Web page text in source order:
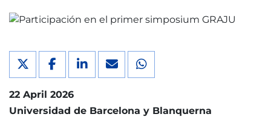
22 April 2026
Universidad de Barcelona y Blanquerna